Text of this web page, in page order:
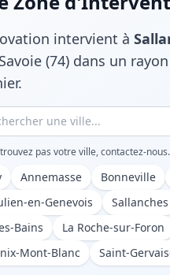
intervient à
(74) dans un
pas votre ville, contactez-nous.
Annemasse Bonneville
en-Genevois
Sallanches
Bains
La Roche-sur-Foron
Mont-Blanc
Saint-